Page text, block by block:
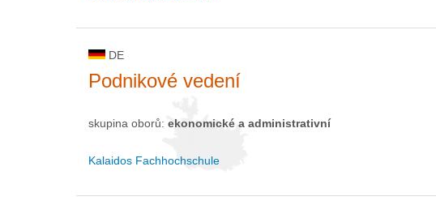
DE
Podnikové vedení
skupina oborů: ekonomické a administrativní
Kalaidos Fachhochschule